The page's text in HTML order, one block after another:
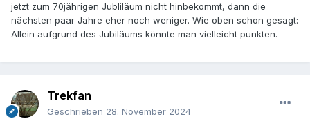
jetzt zum 70jährigen Jubliläum nicht hinbekommt, dann die
nächsten paar Jahre eher noch weniger. Wie oben schon gesagt:
Allein aufgrund des Jubiläums könnte man vielleicht punkten.
Trekfan
Geschrieben 28. November 2024